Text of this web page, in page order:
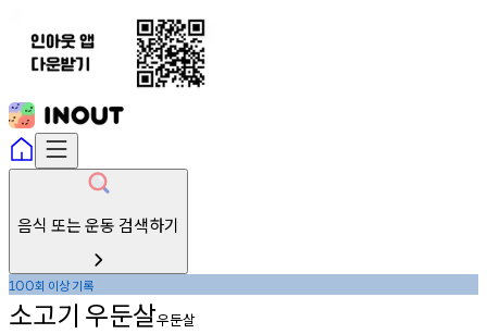
음식 또는 운동 검색하기
100회 이상기록
소고기 우둔살우둔살